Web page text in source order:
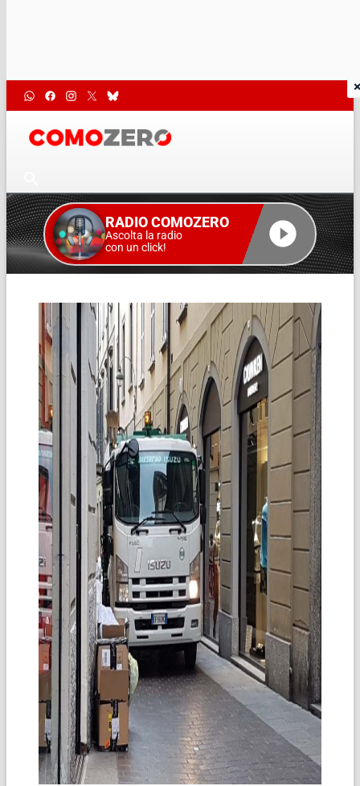
RADIO COMOZERO
Ascolta la radio
con un click!